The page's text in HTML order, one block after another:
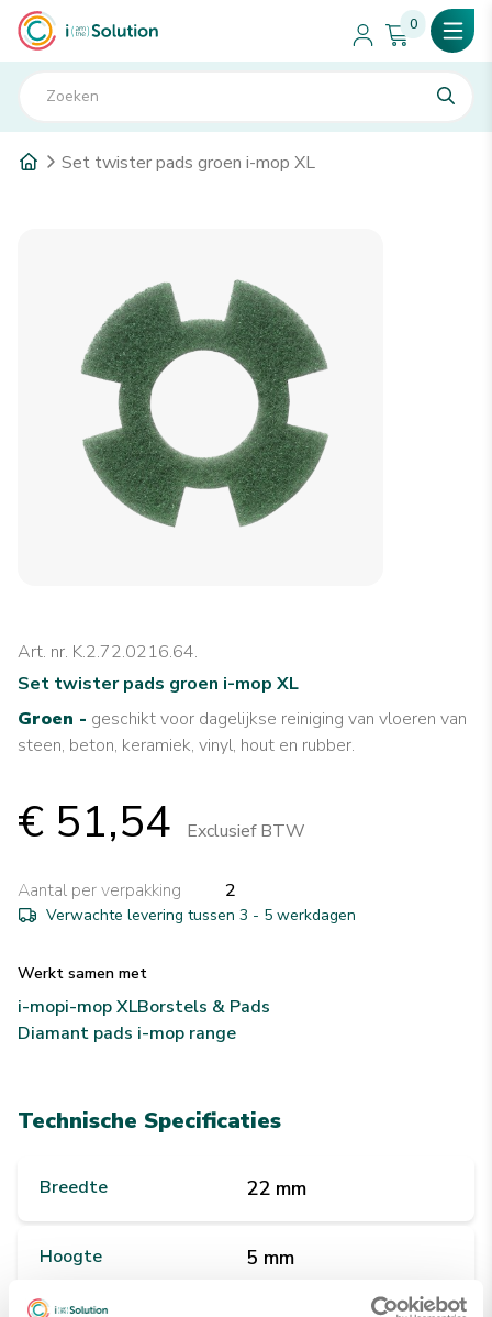
0
Set twister pads groen i-mop XL
Art. nr. K.2.72.0216.64.
Set twister pads groen i-mop XL
Groen - geschikt voor dagelijkse reiniging van vloeren van
steen, beton, keramiek, vinyl, hout en rubber.
€ 51,54 Exclusief BTW
Aantal per verpakking 2
Verwachte levering tussen 3 - 5 werkdagen
Werkt samen met
i-mopi-mop XLBorstels & Pads
Diamant pads i-mop range
Technische Specificaties
Breedte 22 mm
Hoogte 5 mm